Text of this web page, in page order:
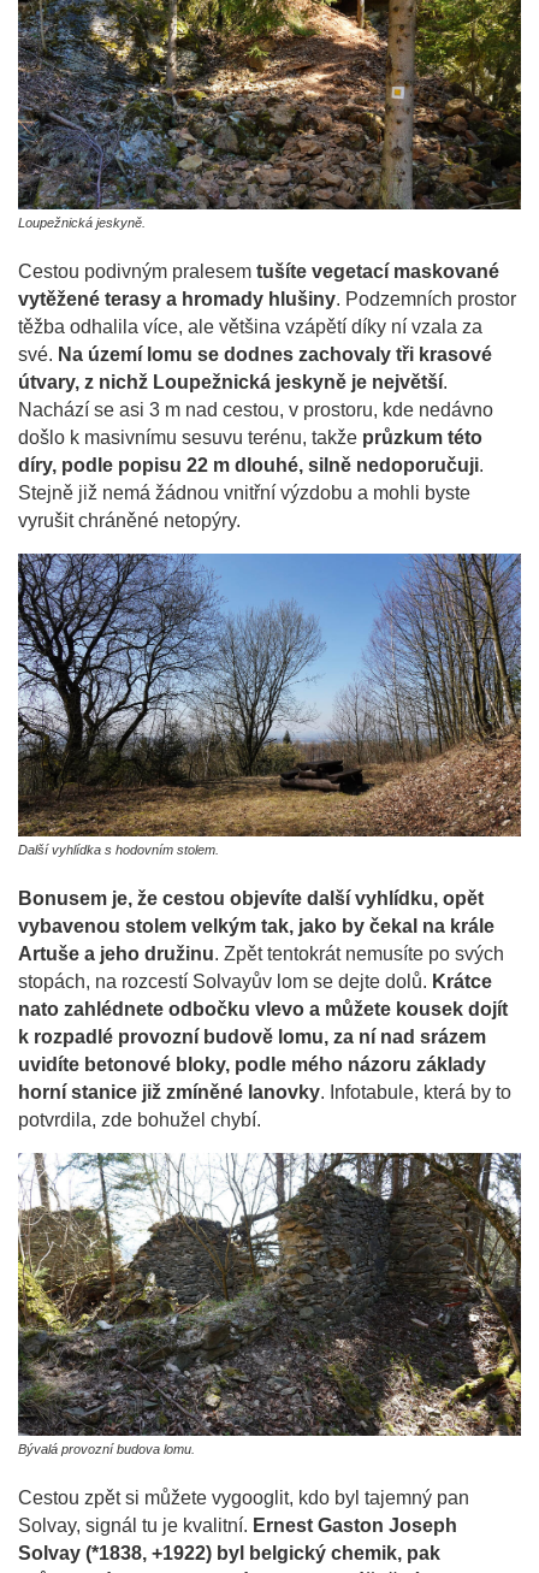
Loupežnická jeskyně.
Cestou podivným pralesem tušíte vegetací maskované
vytěžené terasy a hromady hlušiny. Podzemních prostor
těžba odhalila více, ale většina vzápětí díky ní vzala za
své. Na území lomu se dodnes zachovaly tři krasové
útvary, z nichž Loupežnická jeskyně je největší.
Nachází se asi 3 m nad cestou, v prostoru, kde nedávno
došlo k masivnímu sesuvu terénu, takže průzkum této
díry, podle popisu 22 m dlouhé, silně nedoporučuji.
Stejně již nemá žádnou vnitřní výzdobu a mohli byste
vyrušit chráněné netopýry.
Další vyhlídka s hodovním stolem.
Bonusem je, že cestou objevíte další vyhlídku, opět
vybavenou stolem velkým tak, jako by čekal na krále
Artuše a jeho družinu. Zpět tentokrát nemusíte po svých
stopách, na rozcestí Solvayův lom se dejte dolů. Krátce
nato zahlédnete odbočku vlevo a můžete kousek dojít
k rozpadlé provozní budově lomu, za ní nad srázem
uvidíte betonové bloky, podle mého názoru základy
horní stanice již zmíněné lanovky. Infotabule, která by to
potvrdila, zde bohužel chybí.
Bývalá provozní budova lomu.
Cestou zpět si můžete vygooglit, kdo byl tajemný pan
Solvay, signál tu je kvalitní. Ernest Gaston Joseph
Solvay (*1838, +1922) byl belgický chemik, pak